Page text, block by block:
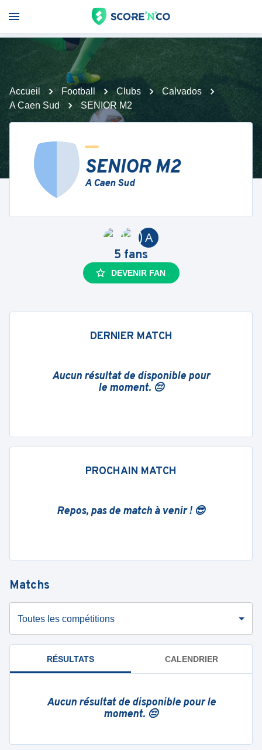
Accueil Football Clubs
Calvados
A Caen Sud
SENIOR M2
SENIOR M2
A Caen Sud
A
5 fans
DEVENIR FAN
DERNIER MATCH
Aucun résultat de disponible pour
le moment. 😔
PROCHAIN MATCH
Repos, pas de match à venir ! 😎
Matchs
Toutes les compétitions
RÉSULTATS CALENDRIER
Aucun résultat de disponible pour le
moment. 😔